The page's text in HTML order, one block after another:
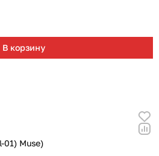
В корзину
01) Muse)